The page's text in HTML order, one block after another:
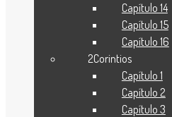
Youtube
Capítulo 14
Capítulo 15
Capítulo 16
2Corintios
Capítulo 1
Capítulo 2
Capítulo 3